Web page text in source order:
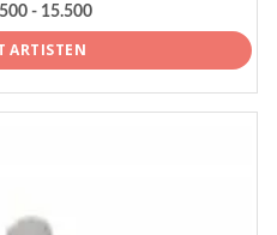
- 15.500
ARTISTEN